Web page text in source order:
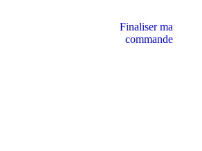
Finaliser ma
commande